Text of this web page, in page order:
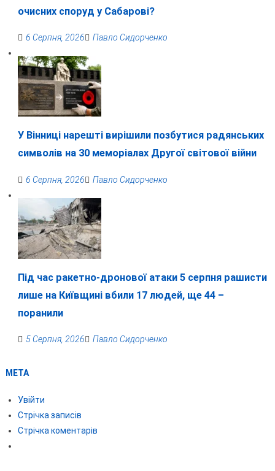
очисних споруд у Сабарові?
6 Серпня, 2026 Павло Сидорченко
У Вінниці нарешті вирішили позбутися радянських
символів на 30 меморіалах Другої світової війни
6 Серпня, 2026 Павло Сидорченко
Під час ракетно-дронової атаки 5 серпня рашисти
лише на Київщині вбили 17 людей, ще 44 –
поранили
5 Серпня, 2026 Павло Сидорченко
МЕТА
Увійти
Стрічка записів
Стрічка коментарів